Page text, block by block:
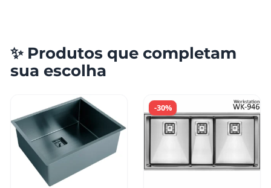
✨ Produtos que completam
sua escolha
-30%